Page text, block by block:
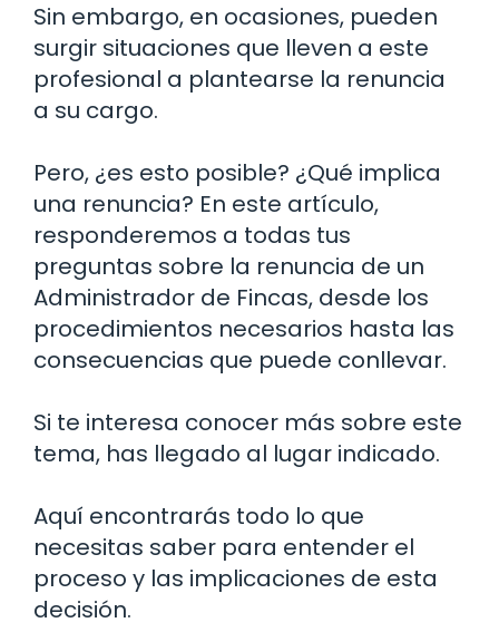
Sin embargo, en ocasiones, pueden
surgir situaciones que lleven a este
profesional a plantearse la renuncia
a su cargo.
Pero, ¿es esto posible? ¿Qué implica
una renuncia? En este artículo,
responderemos a todas tus
preguntas sobre la renuncia de un
Administrador de Fincas, desde los
procedimientos necesarios hasta las
consecuencias que puede conllevar.
Si te interesa conocer más sobre este
tema, has llegado al lugar indicado.
Aquí encontrarás todo lo que
necesitas saber para entender el
proceso y las implicaciones de esta
decisión.